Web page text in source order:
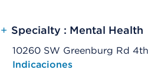
+ Specialty : Mental Health
10260 SW Greenburg Rd
Opens native map
Indicaciones